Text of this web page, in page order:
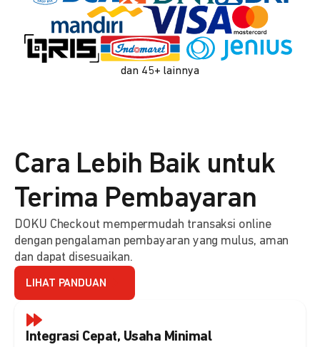
dan 45+ lainnya
Integrasi Cepat, Usaha Minimal
Cara Lebih Baik untuk
Terima Pembayaran
DOKU Checkout mempermudah transaksi online
dengan pengalaman pembayaran yang mulus, aman
dan dapat disesuaikan.
LIHAT PANDUAN